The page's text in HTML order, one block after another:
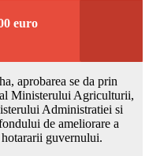
euro
aprobarea se da prin
Ministerului Agriculturii,
Administratiei si
de ameliorare a
guvernului.